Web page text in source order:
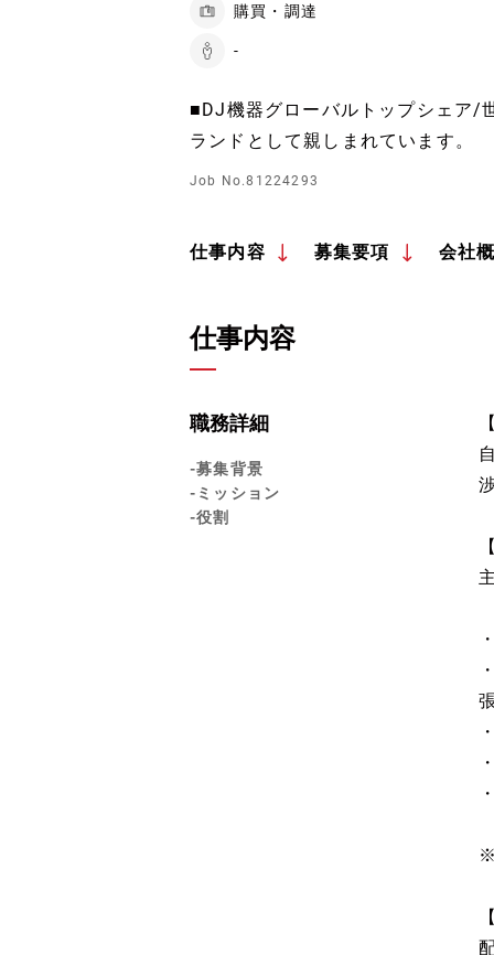
購買・調達
-
■DJ機器グローバルトップシェア/
ランドとして親しまれています。
Job No.81224293
仕事内容 募集要項 会社
仕事内容
職務詳細
-募集背景
-ミッション
-役割